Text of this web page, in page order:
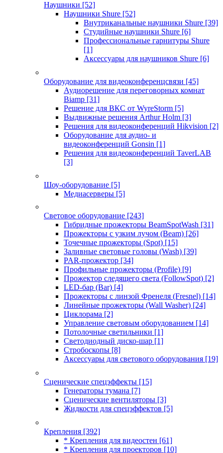
Наушники [52]
Наушники Shure [52]
Внутриканальные наушники Shure [39]
Студийные наушники Shure [6]
Профессиональные гарнитуры Shure
[1]
Аксессуары для наушников Shure [6]
Оборудование для видеоконференцсвязи [45]
Аудиорешение для переговорных комнат
Biamp [31]
Решение для ВКС от WyreStorm [5]
Выдвижные решения Arthur Holm [3]
Решения для видеоконференций Hikvision [2]
Оборудование для аудио- и
видеоконференций Gonsin [1]
Решения для видеоконференций TaverLAB
[3]
Шоу-оборудование [5]
Медиасерверы [5]
Световое оборудование [243]
Гибридные прожекторы BeamSpotWash [31]
Прожекторы с узким лучом (Beam) [26]
Точечные прожекторы (Spot) [15]
Заливные световые головы (Wash) [39]
PAR-прожектор [34]
Профильные прожекторы (Profile) [9]
Прожектор следящего света (FollowSpot) [2]
LED-бар (Bar) [4]
Прожекторы с линзой Френеля (Fresnel) [14]
Линейные прожекторы (Wall Washer) [24]
Циклорама [2]
Управление световым оборудованием [14]
Потолочные светильники [1]
Светодиодный диско-шар [1]
Стробоскопы [8]
Аксессуары для светового оборудования [19]
Сценические спецэффекты [15]
Генераторы тумана [7]
Сценические вентиляторы [3]
Жидкости для спецэффектов [5]
Крепления [392]
* Крепления для видеостен [61]
* Крепления для проекторов [10]